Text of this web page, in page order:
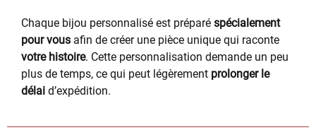
Chaque bijou personnalisé est préparé spécialement
pour vous afin de créer une pièce unique qui raconte
votre histoire. Cette personnalisation demande un peu
plus de temps, ce qui peut légèrement prolonger le
délai d’expédition.